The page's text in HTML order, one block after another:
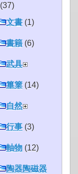
(37)
文書 (1)
書籍 (6)
武具
篳篥 (14)
自然
行事 (3)
軸物 (12)
陶器陶磁器